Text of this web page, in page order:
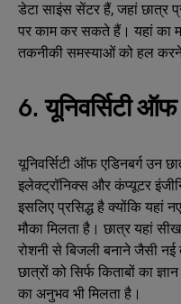
डेटा साइंस सेंटर हैं, जहां छात्र
पर काम कर सकते हैं। यहां का
तकनीकी समस्याओं को हल करने
6. यूनिवर्सिटी ऑफ
यूनिवर्सिटी ऑफ एडिनबर्ग उन
इलेक्ट्रॉनिक्स और कंप्यूटर
इसलिए प्रसिद्ध है क्योंकि यहां
मौका मिलता है। छात्र यहां
रोशनी से बिजली बनाने जैसी
छात्रों को सिर्फ किताबों का
का अनुभव भी मिलता है।